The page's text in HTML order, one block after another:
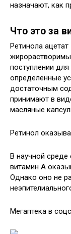
назначают, как
Что это за
Ретинола
поступлении
определенные
достаточным
принимают в
масляные
Ретинол
В научной
витамин А
Однако оно не
Мегаптека в